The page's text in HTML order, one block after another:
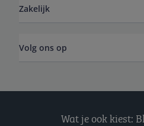
Zakelijk
Volg ons op
Wat je ook kiest: